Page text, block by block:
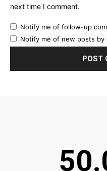
next time I comment.
Notify me of follow-up
Notify me of new posts by